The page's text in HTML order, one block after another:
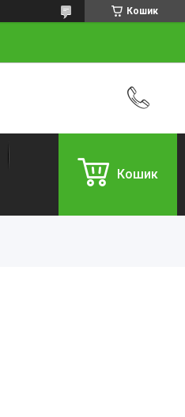
Кошик
Кошик